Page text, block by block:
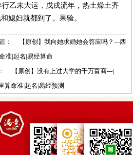
行乙未大运，戊戌流年，热土燥土齐
媳妇就都到了。果验。
：
【原创】我向她求婚她会答应吗？---西
准|起名|易经算命
【原创】没有上过大学的千万富商---|
算命准|起名|易经预测